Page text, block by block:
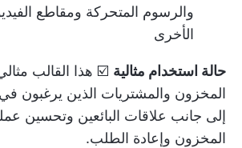
والرسوم المتحركة ومقاطع
الأخرى
حالة استخدام مثالية ☑️ هذا القالب
المخزون والمشتريات الذين يرغبون
إلى جانب علاقات البائعين وتحسين
المخزون وإعادة الطلب.